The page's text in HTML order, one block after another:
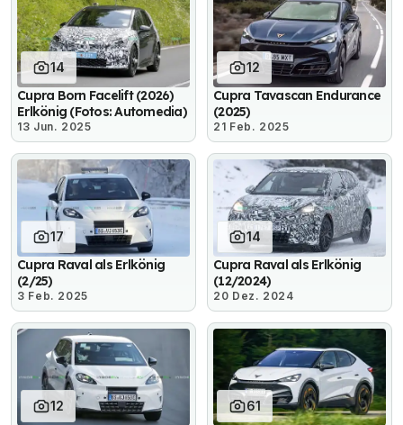
14
Cupra Born Facelift (2026)
Erlkönig (Fotos: Automedia)
13 Jun. 2025
12
Cupra Tavascan Endurance
(2025)
21 Feb. 2025
17
Cupra Raval als Erlkönig
(2/25)
3 Feb. 2025
14
Cupra Raval als Erlkönig
(12/2024)
20 Dez. 2024
12 61